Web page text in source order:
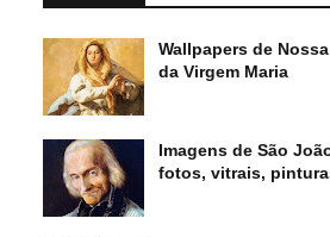
Wallpapers de
da Virgem Maria
Imagens de São
fotos, vitrais,